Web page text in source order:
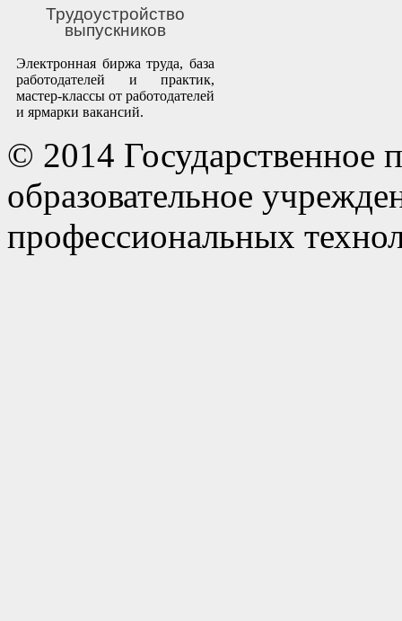
Трудоустройство
выпускников
Электронная биржа труда, база
работодателей и практик,
мастер-классы от работодателей
и ярмарки вакансий.
© 2014 Государственное
образовательное
профессиональных